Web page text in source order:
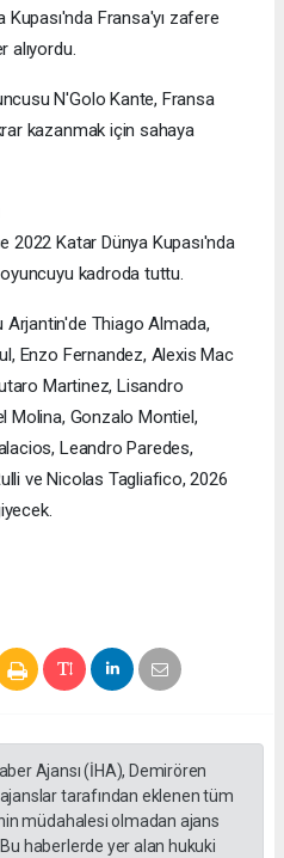
Fransa'yı zafere
alıyordu.
N'Golo Kante, Fransa
kazanmak için sahaya
2022 Katar Dünya Kupası'nda
kadroda tuttu.
Arjantin'de Thiago Almada,
Enzo Fernandez, Alexis Mac
Martinez, Lisandro
Molina, Gonzalo Montiel,
Leandro Paredes,
ve Nicolas Tagliafico, 2026
Ajansı (İHA), Demirören
tarafından eklenen tüm
müdahalesi olmadan ajans
haberlerde yer alan hukuki